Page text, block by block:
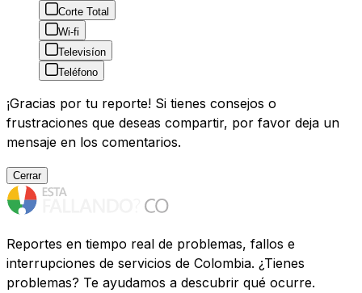
Corte Total
Wi-fi
Televisíon
Teléfono
¡Gracias por tu reporte! Si tienes consejos o
frustraciones que deseas compartir, por favor deja un
mensaje en los comentarios.
Cerrar
Reportes en tiempo real de problemas, fallos e
interrupciones de servicios de Colombia. ¿Tienes
problemas? Te ayudamos a descubrir qué ocurre.